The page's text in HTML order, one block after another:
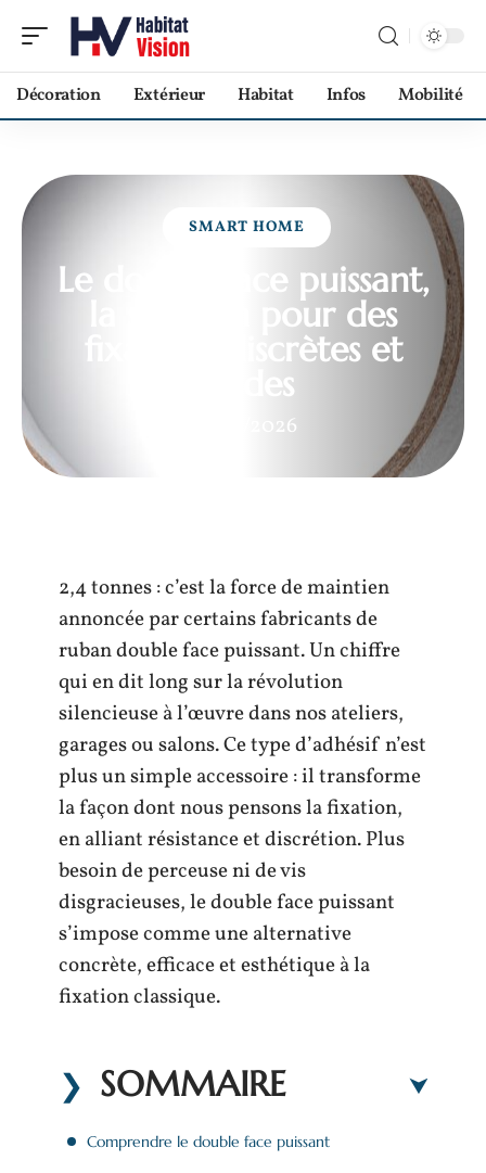
Décoration Extérieur Habitat Infos Mobilité
SMART HOME
Le double face puissant,
la solution pour des
fixations discrètes et
solides
22/01/2026
2,4 tonnes : c’est la force de maintien
annoncée par certains fabricants de
ruban double face puissant. Un chiffre
qui en dit long sur la révolution
silencieuse à l’œuvre dans nos ateliers,
garages ou salons. Ce type d’adhésif n’est
plus un simple accessoire : il transforme
la façon dont nous pensons la fixation,
en alliant résistance et discrétion. Plus
besoin de perceuse ni de vis
disgracieuses, le double face puissant
s’impose comme une alternative
concrète, efficace et esthétique à la
fixation classique.
SOMMAIRE
Comprendre le double face puissant